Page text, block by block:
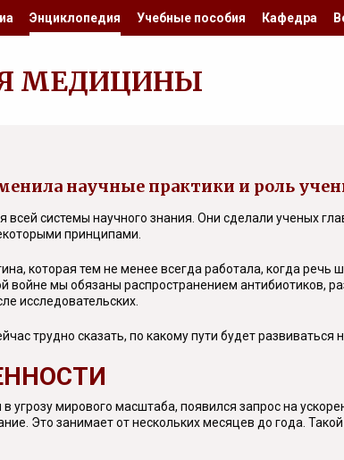
Энциклопедия Учебные пособия Кафедра
МЕДИЦИНЫ
научные практики и роль
всей системы научного знания. Они сделали
принципами.
которая тем не менее всегда работала, когда
войне мы обязаны распространением антибиотиков,
исследовательских.
трудно сказать, по какому пути будет
угрозу мирового масштаба, появился запрос на
Это занимает от нескольких месяцев до года.